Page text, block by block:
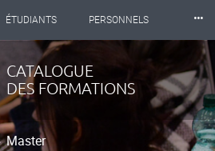
ÉTUDIANTS PERSONNELS
BIBLIOTHÈQUES
⸱⸱⸱
CATALOGUE
DES FORMATIONS
Master